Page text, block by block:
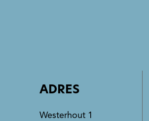
ADRES
Westerhout 1